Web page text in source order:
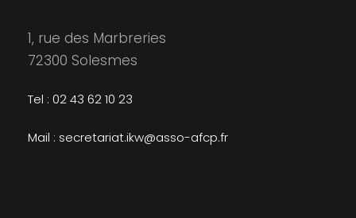
1, rue des Marbreries
72300 Solesmes
Tel : 02 43 62 10 23
Mail : secretariat.ikw@asso-afcp.fr